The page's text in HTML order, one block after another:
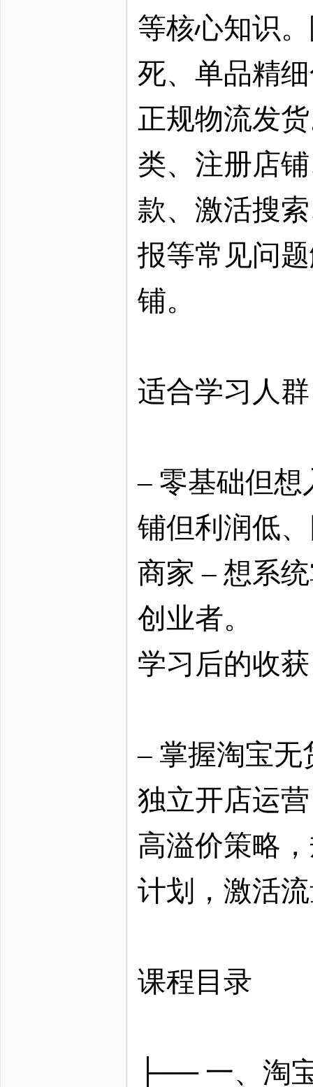
等核心知识
死、单品精
正规物流发
类、注册店
款、激活搜
报等常见问
铺。
适合学习人
– 零基础但
铺但利润低
商家 – 想系
创业者。
学习后的收
– 掌握淘宝
独立开店运
高溢价策略
计划，激活
课程目录
├── 一、淘